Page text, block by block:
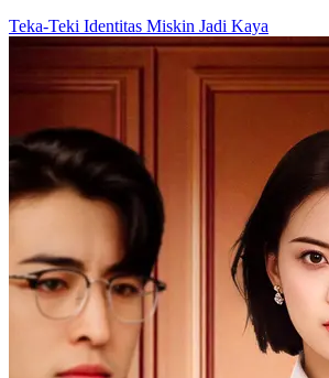
Teka-Teki Identitas Miskin Jadi Kaya